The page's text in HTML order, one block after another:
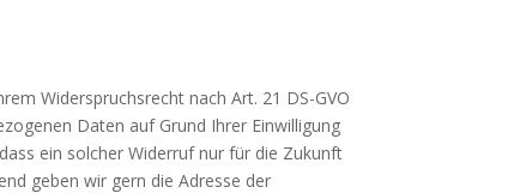
Widerspruchsrecht nach Art. 21 DS-GVO
Daten auf Grund Ihrer Einwilligung
ein solcher Widerruf nur für die Zukunft
geben wir gern die Adresse der